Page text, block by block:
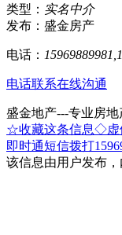
类型： 实名中介
发布：盛金房产
电话：
电话联系在线沟通
盛金地产---专业房
☆收藏这条信息◇虚
即时通短信拨打
该信息由用户发布